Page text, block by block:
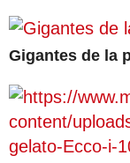
Gigantes de la